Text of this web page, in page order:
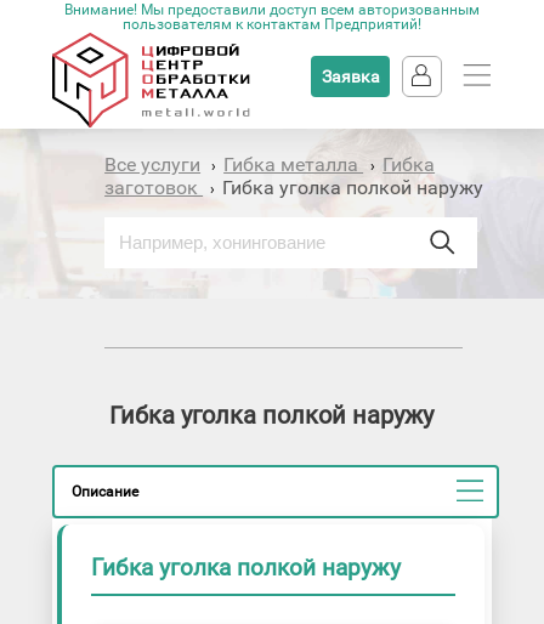
Внимание! Мы предоставили доступ всем авторизованным
пользователям к контактам Предприятий!
Заявка
Все услуги › Гибка металла › Гибка
заготовок
› Гибка уголка полкой наружу
Гибка уголка полкой наружу
Описание
Гибка уголка полкой наружу